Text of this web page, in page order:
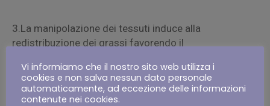
3.La manipolazione dei tessuti induce alla
redistribuzione dei grassi favorendo il
rimodellamento della silhouette.
IMPOSTAZIONE PARAMETRI
L’apparecchiatura è intuitiva e facile da utilizzare.
Vi informiamo che il nostro sito web utilizza i
cookies e non salva nessun dato personale
automaticamente, ad eccezione delle informazioni
contenute nei cookies.